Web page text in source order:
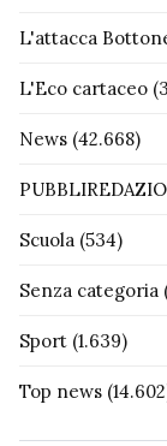
L'attacca
L'Eco cartaceo
News (42.668)
Scuola (534)
Senza categoria
Sport (1.639)
Top news